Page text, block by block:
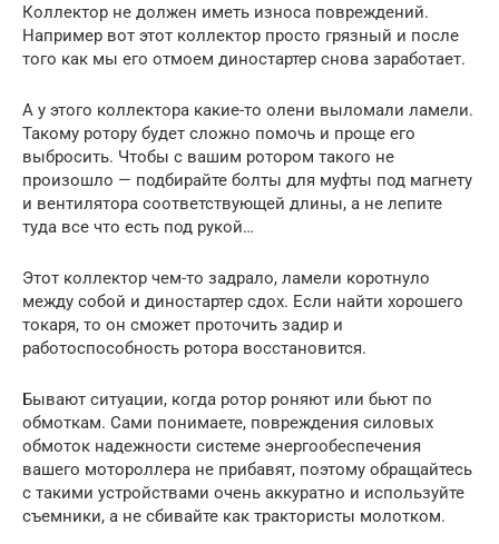
Коллектор не должен иметь износа повреждений.
Например вот этот коллектор просто грязный и после
того как мы его отмоем диностартер снова заработает.
А у этого коллектора какие-то олени выломали ламели.
Такому ротору будет сложно помочь и проще его
выбросить. Чтобы с вашим ротором такого не
произошло — подбирайте болты для муфты под магнету
и вентилятора соответствующей длины, а не лепите
туда все что есть под рукой…
Этот коллектор чем-то задрало, ламели коротнуло
между собой и диностартер сдох. Если найти хорошего
токаря, то он сможет проточить задир и
работоспособность ротора восстановится.
Бывают ситуации, когда ротор роняют или бьют по
обмоткам. Сами понимаете, повреждения силовых
обмоток надежности системе энергообеспечения
вашего мотороллера не прибавят, поэтому обращайтесь
с такими устройствами очень аккуратно и используйте
съемники, а не сбивайте как трактористы молотком.